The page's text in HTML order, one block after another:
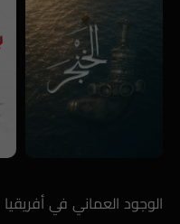
الوجود العماني في أفريقيا